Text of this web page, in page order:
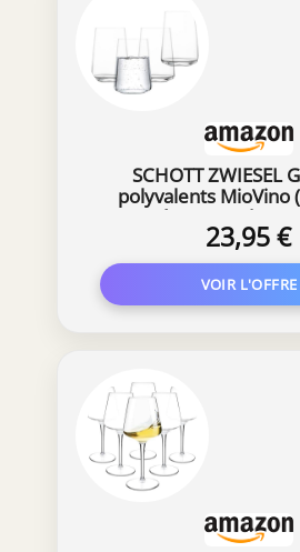
SCHOTT ZWIESEL
polyvalents MioVino
verres à eau
cristal Tritan
vaisselle, fabriqués
(art. n°
23,95 €